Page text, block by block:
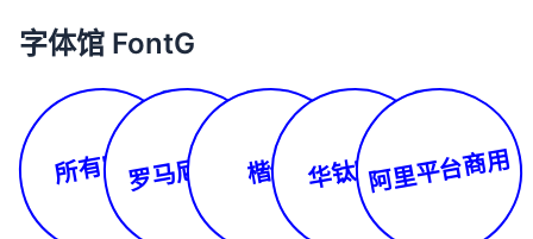
字体馆 FontG
所有字体罗马尼亚文 楷体 华钛字库阿里平台商用